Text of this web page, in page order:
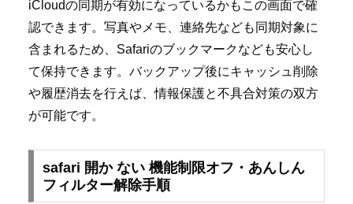
iCloudの同期が有効になっているかもこの画面で確
認できます。写真やメモ、連絡先なども同期対象に
含まれるため、Safariのブックマークなども安心し
て保持できます。バックアップ後にキャッシュ削除
や履歴消去を行えば、情報保護と不具合対策の双方
が可能です。
safari 開か ない 機能制限オフ・あんしん
フィルター解除手順